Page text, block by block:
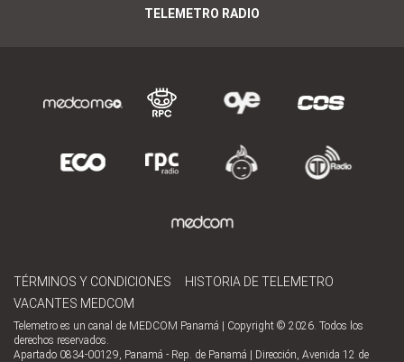
TELEMETRO RADIO
TÉRMINOS Y CONDICIONES
HISTORIA DE TELEMETRO
VACANTES MEDCOM
Telemetro es un canal de MEDCOM Panamá | Copyright © 2026. Todos los
derechos reservados.
Apartado 0834-00129, Panamá - Rep. de Panamá | Dirección, Avenida 12 de